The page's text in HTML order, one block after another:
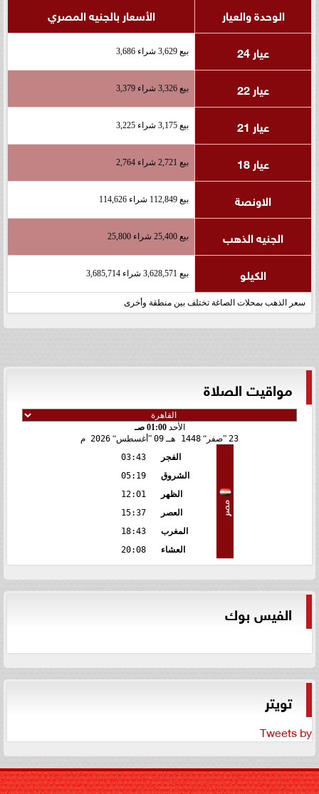
الوحدة والعيار
الأسعار بالجنيه المصري
عيار 24
بيع 3,629 شراء 3,686
عيار 22 بيع 3,326 شراء 3,379
عيار 21 بيع 3,175 شراء 3,225
عيار 18 بيع 2,721 شراء 2,764
الاونصة بيع 112,849 شراء 114,626
الجنيه الذهب بيع 25,400 شراء 25,800
الكيلو بيع 3,628,571 شراء 3,685,714
سعر الذهب بمحلات الصاغة تختلف بين منطقة وأخرى
مواقيت الصلاة
الأحد01:00 صـ
23
صفر 1448 هـ 09 أغسطس 2026 م
مصر
الفجر
03:43
الشروق
05:19
الظهر
12:01
العصر
15:37
المغرب
18:43
العشاء
20:08
الفيس بوك
تويتر
Tweets by